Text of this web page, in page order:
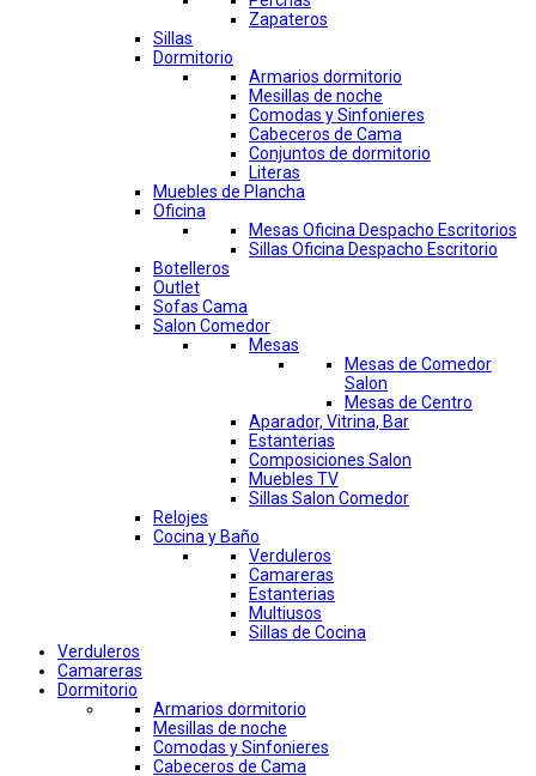
Zapateros
Sillas
Dormitorio
Armarios dormitorio
Mesillas de noche
Comodas y Sinfonieres
Cabeceros de Cama
Conjuntos de dormitorio
Literas
Muebles de Plancha
Oficina
Mesas Oficina Despacho Escritorios
Sillas Oficina Despacho Escritorio
Botelleros
Outlet
Sofas Cama
Salon Comedor
Mesas
Mesas de Comedor
Salon
Mesas de Centro
Aparador, Vitrina, Bar
Estanterias
Composiciones Salon
Muebles TV
Sillas Salon Comedor
Relojes
Cocina y Baño
Verduleros
Camareras
Estanterias
Multiusos
Sillas de Cocina
Verduleros
Camareras
Dormitorio
Armarios dormitorio
Mesillas de noche
Comodas y Sinfonieres
Cabeceros de Cama